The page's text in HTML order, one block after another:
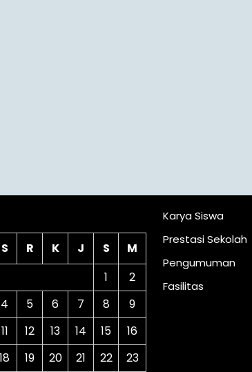
S R K J S
M
1
2
4 5 6 7 8
9
11 12 13 14 15
16
18 19 20 21 22 23
Karya Siswa
Prestasi Sekolah
Pengumuman
Fasilitas